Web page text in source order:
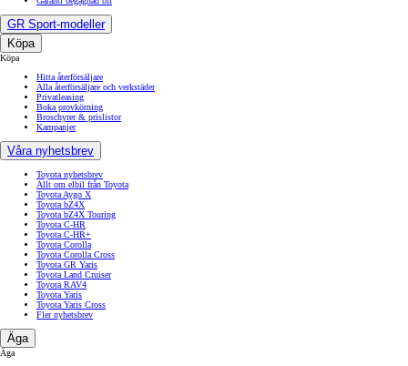
GR Sport-modeller
Köpa
Köpa
Hitta återförsäljare
Alla återförsäljare och verkstäder
Privatleasing
Boka provkörning
Broschyrer & prislistor
Kampanjer
Våra nyhetsbrev
Toyota nyhetsbrev
Allt om elbil från Toyota
Toyota Aygo X
Toyota bZ4X
Toyota bZ4X Touring
Toyota C-HR
Toyota C-HR+
Toyota Corolla
Toyota Corolla Cross
Toyota GR Yaris
Toyota Land Cruiser
Toyota RAV4
Toyota Yaris
Toyota Yaris Cross
Fler nyhetsbrev
Äga
Äga